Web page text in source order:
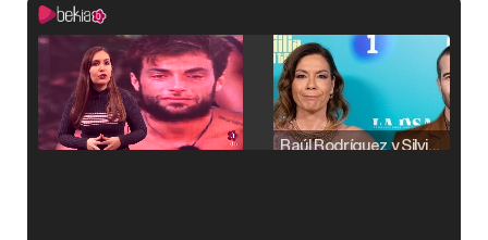
Raúl Rodríguez y Silvia Taulés nos cuentan su papel en 'La familia de la tele'